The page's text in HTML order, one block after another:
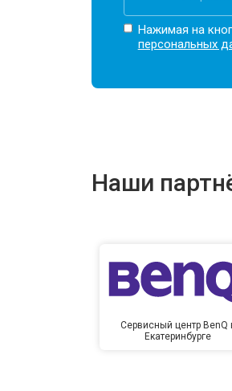
Нажимая на
персональных
Наши
Сервисный центр BenQ
Екатеринбурге